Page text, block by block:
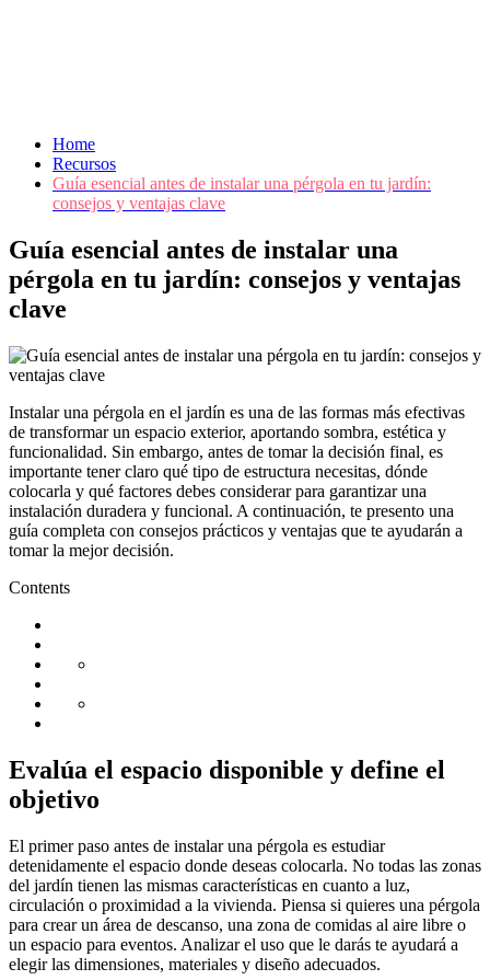
Home
Recursos
Guía esencial antes de instalar una pérgola en tu jardín:
consejos y ventajas clave
Guía esencial antes de instalar una
pérgola en tu jardín: consejos y ventajas
clave
Instalar una pérgola en el jardín es una de las formas más efectivas
de transformar un espacio exterior, aportando sombra, estética y
funcionalidad. Sin embargo, antes de tomar la decisión final, es
importante tener claro qué tipo de estructura necesitas, dónde
colocarla y qué factores debes considerar para garantizar una
instalación duradera y funcional. A continuación, te presento una
guía completa con consejos prácticos y ventajas que te ayudarán a
tomar la mejor decisión.
Contents
Evalúa el espacio disponible y define el
objetivo
El primer paso antes de instalar una pérgola es estudiar
detenidamente el espacio donde deseas colocarla. No todas las zonas
del jardín tienen las mismas características en cuanto a luz,
circulación o proximidad a la vivienda. Piensa si quieres una pérgola
para crear un área de descanso, una zona de comidas al aire libre o
un espacio para eventos. Analizar el uso que le darás te ayudará a
elegir las dimensiones, materiales y diseño adecuados.